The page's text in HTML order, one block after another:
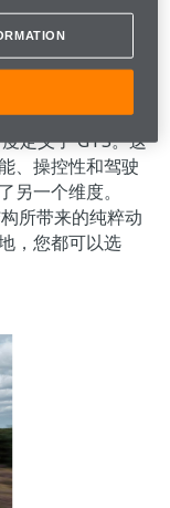
超级跑车的心、
它的性格。汽车
。由于功率和扭
要。迈凯伦 DNA
性和宁静的乘坐
定义了 GTS。这
、操控性和驾驶
另一个维度。
所带来的纯粹动
，您都可以选